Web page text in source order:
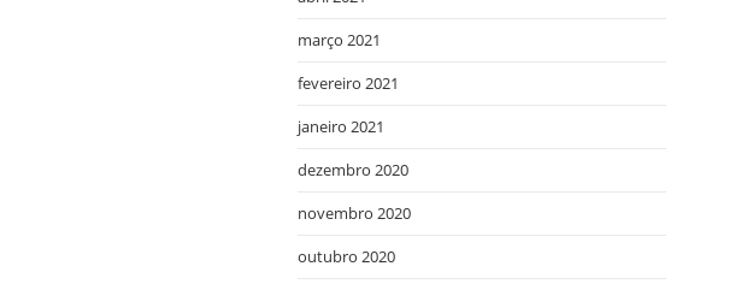
março 2021
fevereiro 2021
janeiro 2021
dezembro 2020
novembro 2020
outubro 2020